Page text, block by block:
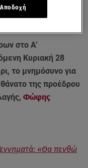
στο Α’
Κυριακή 28
το μνημόσυνο για
της προέδρου
Φώφης
«Θα πενθώ
Αποδοχή